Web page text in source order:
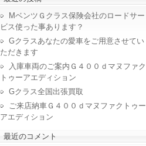
MベンツＧクラス保険会社のロードサー
ビス使った事あります？
Gクラスあなたの愛車をご用意させてい
ただきます
入庫車両のご案内Ｇ４００ｄマヌファク
トゥーアエディション
Gクラス全国出張買取
ご来店納車Ｇ４００ｄマヌファクトゥー
アエディション
最近のコメント